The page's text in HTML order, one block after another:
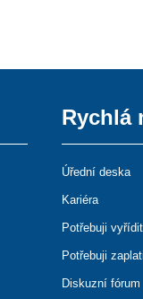
Rychlá
Úřední deska
Kariéra
Potřebuji vyřídit
Potřebuji
Diskuzní fórum